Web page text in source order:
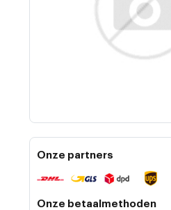
Onze partners
Onze betaalmethoden